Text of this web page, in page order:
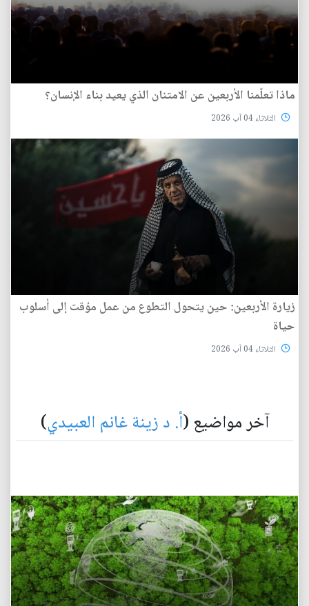
ماذا تعلّمنا الأربعين عن الامتنان الذي يعيد بناء الإنسان؟
الثلاثاء 04 آب 2026
زيارة الأربعين: حين يتحول التطوع من عمل مؤقت إلى أسلوب
حياة
الثلاثاء 04 آب 2026
آخر مواضيع (أ. د زينة غانم العبيدي)